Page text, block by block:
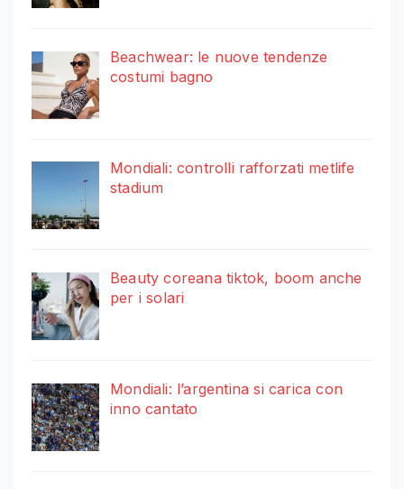
Beachwear: le nuove tendenze
costumi bagno
Mondiali: controlli rafforzati metlife
stadium
Beauty coreana tiktok, boom anche
per i solari
Mondiali: l’argentina si carica con
inno cantato